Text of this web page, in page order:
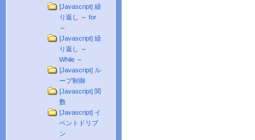
[Javascript] 繰
り返し ～ for
～
[Javascript] 繰
り返し ～
While ～
[Javascript] ル
ープ制御
[Javascript] 関
数
[Javascript] イ
ベントドリブ
ン